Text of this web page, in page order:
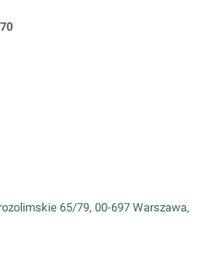
65/79, 00-697 Warszawa,